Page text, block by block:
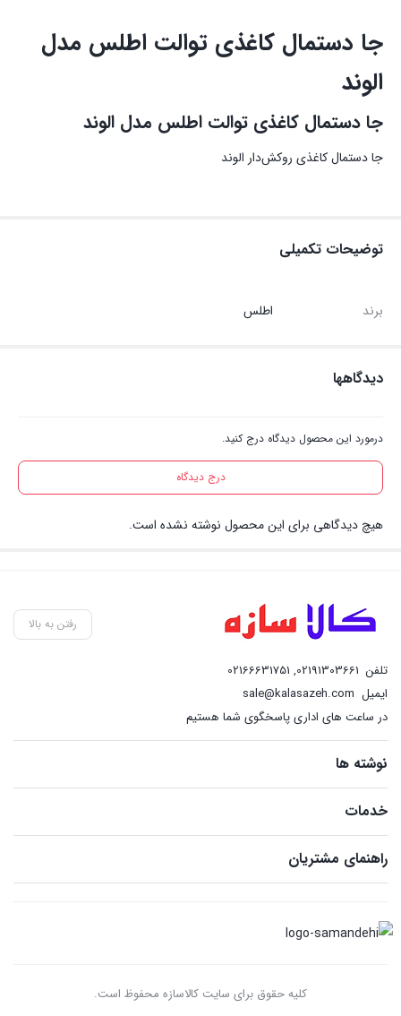
جا دستمال کاغذی توالت اطلس مدل
الوند
جا دستمال کاغذی توالت اطلس مدل الوند
جا دستمال کاغذی روکش‌دار الوند
توضیحات تکمیلی
برند اطلس
دیدگاهها
درمورد این محصول دیدگاه درج کنید.
درج دیدگاه
هیچ دیدگاهی برای این محصول نوشته نشده است.
رفتن به بالا
تلفن 02191303661
,
02166631751
ایمیل sale@kalasazeh.com
در ساعت های اداری پاسخگوی شما هستیم
نوشته ها
خدمات
راهنمای مشتریان
کلیه حقوق برای سایت کالاسازه محفوظ است.